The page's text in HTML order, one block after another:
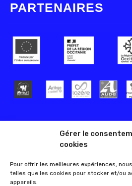
Gérer le
cookies
Pour offrir les meilleures expériences,
telles que les cookies pour stocker et/ou
appareils.
PARTENAIRES